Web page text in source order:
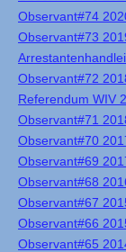
Observant#74
Observant#73
Observant#72
Referendum WIV
Observant#71
Observant#70
Observant#69
Observant#68
Observant#67
Observant#66
Observant#65